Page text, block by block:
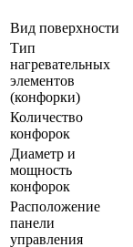
Вид поверхности
Тип
нагревательных
элементов
(конфорки)
Количество
конфорок
Диаметр и
мощность
конфорок
Расположение
панели
управления